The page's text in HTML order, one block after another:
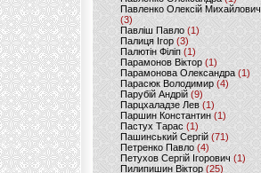
Павленко Олексій Михайлович
(3)
Павліш Павло(1)
Палиця Ігор (3)
Палютін Філіп(1)
Парамонов Віктор (1)
Парамонова Олександра(1)
Парасюк Володимир(4)
Парубій Андрій (9)
Парцхаладзе Лев (1)
Паршин Константин(1)
Пастух Тарас (1)
Пашинський Сергій (71)
Петренко Павло (4)
Петухов Сергій Ігорович (1)
Пилипишин Віктор(25)